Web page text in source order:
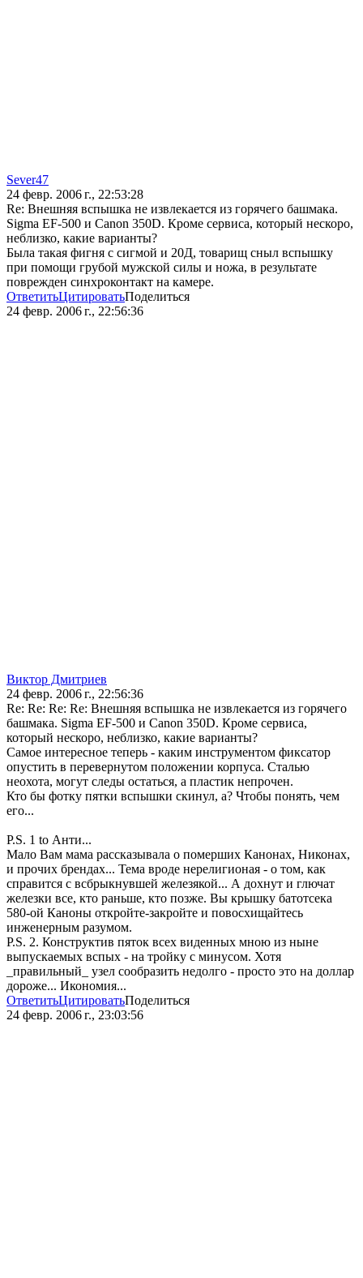
Sever47
24 февр. 2006 г., 22:53:28
Re: Внешняя вспышка не извлекается из горячего башмака.
Sigma EF-500 и Canon 350D. Кроме сервиса, который нескоро,
неблизко, какие варианты?
Была такая фигня с сигмой и 20Д, товарищ сныл вспышку
при помощи грубой мужской силы и ножа, в результате
поврежден синхроконтакт на камере.
ОтветитьЦитироватьПоделиться
24 февр. 2006 г., 22:56:36
Виктор Дмитриев
24 февр. 2006 г., 22:56:36
Re: Re: Re: Re: Внешняя вспышка не извлекается из горячего
башмака. Sigma EF-500 и Canon 350D. Кроме сервиса,
который нескоро, неблизко, какие варианты?
Самое интересное теперь - каким инструментом фиксатор
опустить в перевернутом положении корпуса. Сталью
неохота, могут следы остаться, а пластик непрочен.
Кто бы фотку пятки вспышки скинул, а? Чтобы понять, чем
его...
P.S. 1 to Анти...
Мало Вам мама рассказывала о померших Канонах, Никонах,
и прочих брендах... Тема вроде нерелигионая - о том, как
справится с всбрыкнувшей железякой... А дохнут и глючат
железки все, кто раньше, кто позже. Вы крышку батотсека
580-ой Каноны откройте-закройте и повосхищайтесь
инженерным разумом.
P.S. 2. Конструктив пяток всех виденных мною из ныне
выпускаемых вспых - на тройку с минусом. Хотя
_правильный_ узел сообразить недолго - просто это на доллар
дороже... Икономия...
ОтветитьЦитироватьПоделиться
24 февр. 2006 г., 23:03:56